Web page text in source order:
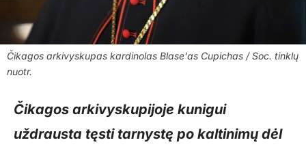
Čikagos arkivyskupas kardinolas Blase'as Cupichas / Soc. tinklų
nuotr.
Čikagos arkivyskupijoje kunigui
uždrausta tęsti tarnystę po kaltinimų dėl